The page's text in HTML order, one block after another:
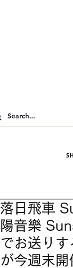
落日飛車
陽音樂
でお送り
が今週末開